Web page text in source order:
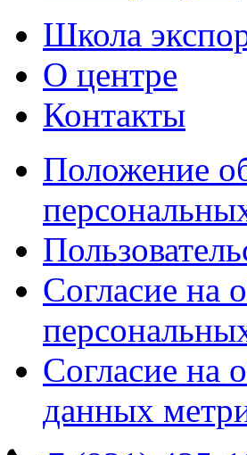
Школа
О центре
Контакты
Положение
Согласие на
Согласие на
данных